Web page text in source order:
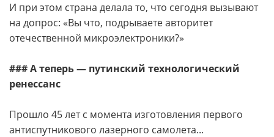
И при этом страна делала то, что сегодня вызывают
на допрос: «Вы что, подрываете авторитет
отечественной микроэлектроники?»
### А теперь — путинский технологический
ренессанс
Прошло 45 лет с момента изготовления первого
антиспутникового лазерного самолета...